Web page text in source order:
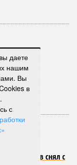
сам
Миргалимов снял с
даете
нашим
Вы
в
с